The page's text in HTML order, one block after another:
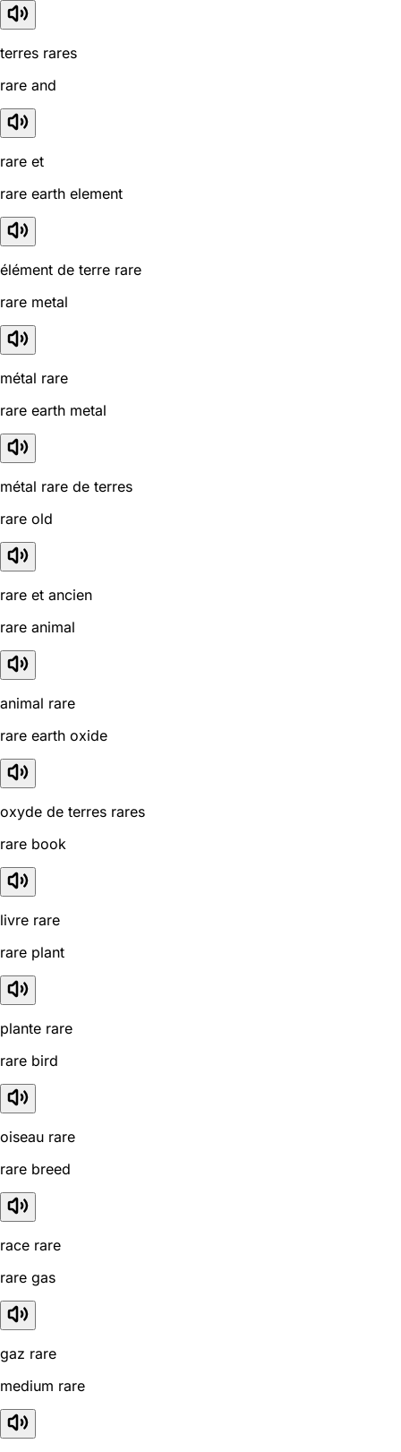
terres rares
rare and
rare et
rare earth element
élément de terre rare
rare metal
métal rare
rare earth metal
métal rare de terres
rare old
rare et ancien
rare animal
animal rare
rare earth oxide
oxyde de terres rares
rare book
livre rare
rare plant
plante rare
rare bird
oiseau rare
rare breed
race rare
rare gas
gaz rare
medium rare